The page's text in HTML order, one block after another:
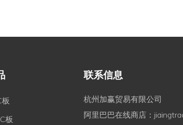
板
联系信息
杭州加赢贸易有限公司
阿里巴巴在线商店：